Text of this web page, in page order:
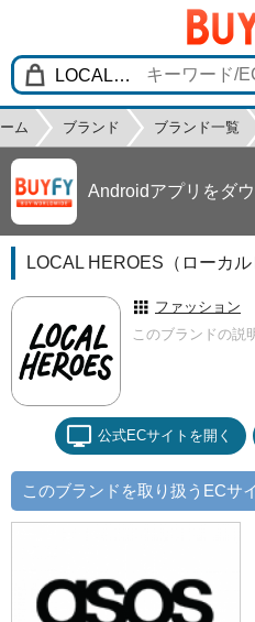
ム ブランド ブランド一覧
Androidアプリをダ
LOCAL HEROES（ローカル
ファッション
このブランドの説
公式ECサイトを開く
このブランドを取り扱うECサ